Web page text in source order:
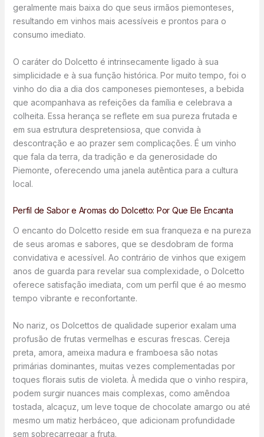
geralmente mais baixa do que seus irmãos piemonteses,
resultando em vinhos mais acessíveis e prontos para o
consumo imediato.
O caráter do Dolcetto é intrinsecamente ligado à sua
simplicidade e à sua função histórica. Por muito tempo, foi o
vinho do dia a dia dos camponeses piemonteses, a bebida
que acompanhava as refeições da família e celebrava a
colheita. Essa herança se reflete em sua pureza frutada e
em sua estrutura despretensiosa, que convida à
descontração e ao prazer sem complicações. É um vinho
que fala da terra, da tradição e da generosidade do
Piemonte, oferecendo uma janela autêntica para a cultura
local.
Perfil de Sabor e Aromas do Dolcetto: Por Que Ele Encanta
O encanto do Dolcetto reside em sua franqueza e na pureza
de seus aromas e sabores, que se desdobram de forma
convidativa e acessível. Ao contrário de vinhos que exigem
anos de guarda para revelar sua complexidade, o Dolcetto
oferece satisfação imediata, com um perfil que é ao mesmo
tempo vibrante e reconfortante.
No nariz, os Dolcettos de qualidade superior exalam uma
profusão de frutas vermelhas e escuras frescas. Cereja
preta, amora, ameixa madura e framboesa são notas
primárias dominantes, muitas vezes complementadas por
toques florais sutis de violeta. À medida que o vinho respira,
podem surgir nuances mais complexas, como amêndoa
tostada, alcaçuz, um leve toque de chocolate amargo ou até
mesmo um matiz herbáceo, que adicionam profundidade
sem sobrecarregar a fruta.